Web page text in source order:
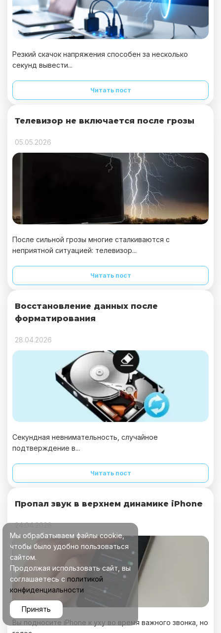
Резкий скачок напряжения способен за несколько
секунд вывести...
Читать пост
Телевизор не включается после грозы
05.05.2026
После сильной грозы многие сталкиваются с
неприятной ситуацией: телевизор...
Читать пост
Восстановление данных после
форматирования
28.04.2026
Секундная невнимательность, случайное
подтверждение в...
Читать пост
Пропал звук в верхнем динамике iPhone
24.04.2026
Вы подносите iPhone к уху во время важного звонка, но
Мы обрабатываем файлы cookie,
чтобы было удобно пользоваться
сайтом.
Продолжая использовать сайт, вы
соглашаетесь с политикой
конфиденциальности
Принять